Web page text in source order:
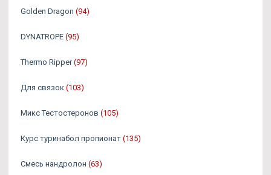
Golden Dragon (94)
DYNATROPE (95)
Thermo Ripper (97)
Для связок (103)
Микс Тестостеронов (105)
Курс туринабол пропионат (135)
Смесь нандролон (63)